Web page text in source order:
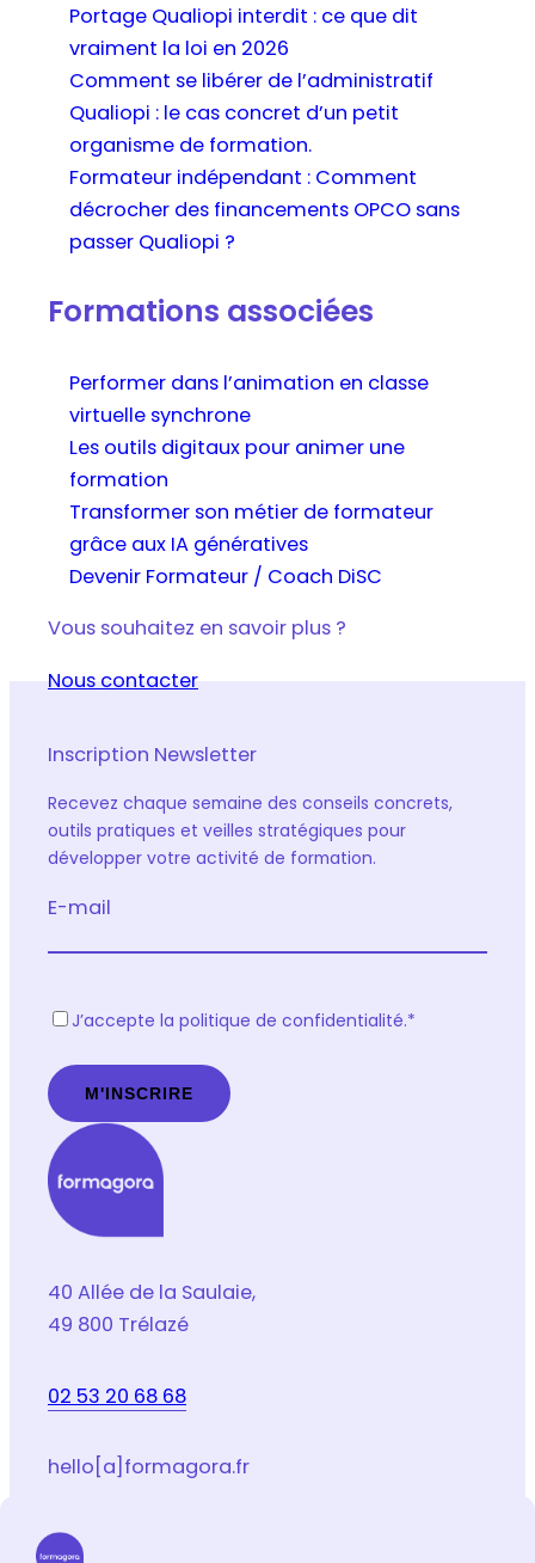
Portage Qualiopi interdit : ce que dit
vraiment la loi en 2026
Comment se libérer de l’administratif
Qualiopi : le cas concret d’un petit
organisme de formation.
Formateur indépendant : Comment
décrocher des financements OPCO sans
passer Qualiopi ?
Formations associées
Performer dans l’animation en classe
virtuelle synchrone
Les outils digitaux pour animer une
formation
Transformer son métier de formateur
grâce aux IA génératives
Devenir Formateur / Coach DiSC
Vous souhaitez en savoir plus ?
Nous contacter
Inscription Newsletter
Recevez chaque semaine des conseils concrets,
outils pratiques et veilles stratégiques pour
développer votre activité de formation.
E-mail
R
P
D
*
J’accepte la politique de confidentialité.*
40 Allée de la Saulaie,
49 800 Trélazé
02 53 20 68 68
hello[a]formagora.fr